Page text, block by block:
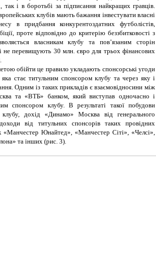
і в боротьбі за підписання найкращих гравців.
клубів мають бажання інвестувати власні
в придбання конкурентоздатних футболістів,
проте відповідно до критерію беззбитковості з
власникам клубу та пов’язаним сторін
не перевищують 30 млн. євро для трьох фінансових
обійти це правило укладають спонсорські угоди
стає титульним спонсором клубу та через яку і
Одним із таких прикладів є взаємовідносини між
та «ВТБ» банком, який виступав одночасно і
спонсором клубу. В результаті такої побудови
клубу, дохід «Динамо» Москва від генерального
від титульних спонсорів таких провідних
«Манчестер Юнайтед», «Манчестер Сіті», «Челсі»,
та інших (рис. 3).